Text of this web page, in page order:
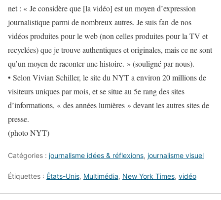
net : « Je considère que [la vidéo] est un moyen d’expression
journalistique parmi de nombreux autres. Je suis fan de nos
vidéos produites pour le web (non celles produites pour la TV et
recyclées) que je trouve authentiques et originales, mais ce ne sont
qu’un moyen de raconter une histoire. » (souligné par nous).
• Selon Vivian Schiller, le site du NYT a environ 20 millions de
visiteurs uniques par mois, et se situe au 5e rang des sites
d’informations, « des années lumières » devant les autres sites de
presse.
(photo NYT)
Catégories : journalisme idées & réflexions, journalisme visuel
Étiquettes : États-Unis, Multimédia, New York Times, vidéo